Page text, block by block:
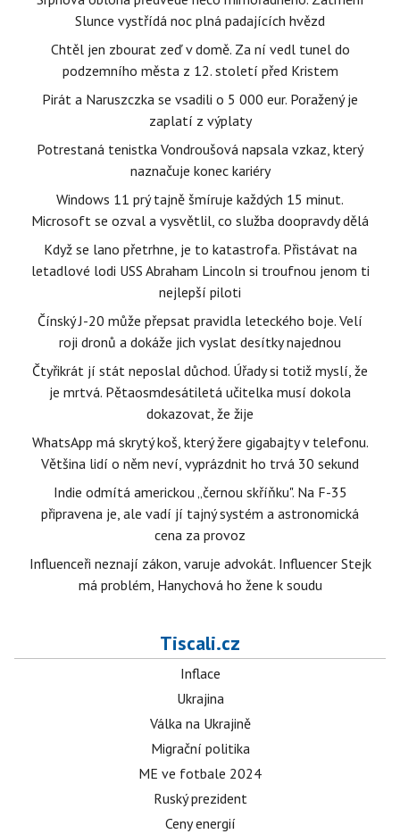
Slunce vystřídá noc plná padajících hvězd
Chtěl jen zbourat zeď v domě. Za ní vedl tunel do
podzemního města z 12. století před Kristem
Pirát a Naruszczka se vsadili o 5 000 eur. Poražený je
zaplatí z výplaty
Potrestaná tenistka Vondroušová napsala vzkaz, který
naznačuje konec kariéry
Windows 11 prý tajně šmíruje každých 15 minut.
Microsoft se ozval a vysvětlil, co služba doopravdy dělá
Když se lano přetrhne, je to katastrofa. Přistávat na
letadlové lodi USS Abraham Lincoln si troufnou jenom ti
nejlepší piloti
Čínský J-20 může přepsat pravidla leteckého boje. Velí
roji dronů a dokáže jich vyslat desítky najednou
Čtyřikrát jí stát neposlal důchod. Úřady si totiž myslí, že
je mrtvá. Pětaosmdesátiletá učitelka musí dokola
dokazovat, že žije
WhatsApp má skrytý koš, který žere gigabajty v telefonu.
Většina lidí o něm neví, vyprázdnit ho trvá 30 sekund
Indie odmítá americkou „černou skříňku". Na F-35
připravena je, ale vadí jí tajný systém a astronomická
cena za provoz
Influenceři neznají zákon, varuje advokát. Influencer Stejk
má problém, Hanychová ho žene k soudu
Tiscali.cz
Inflace
Ukrajina
Válka na Ukrajině
Migrační politika
ME ve fotbale 2024
Ruský prezident
Ceny energií